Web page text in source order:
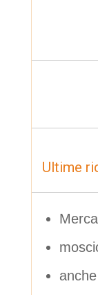
Ultime